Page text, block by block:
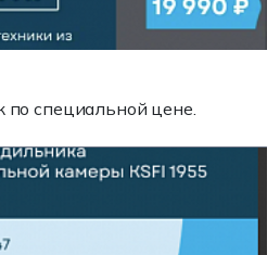
по специальной цене.